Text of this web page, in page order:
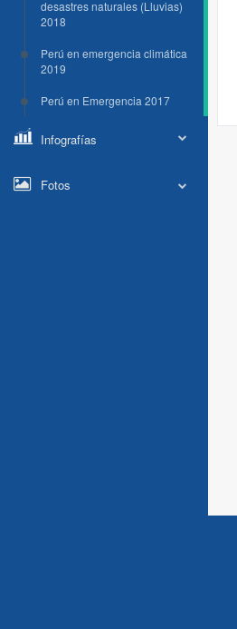
desastres naturales (Lluvias)
2018
Perú en emergencia climática
2019
Perú en Emergencia 2017
Infografías
Fotos